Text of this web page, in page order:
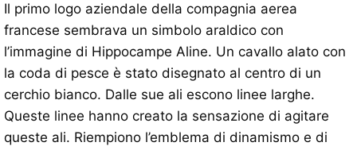
Il primo logo aziendale della compagnia aerea
francese sembrava un simbolo araldico con
l’immagine di Hippocampe Aline. Un cavallo alato con
la coda di pesce è stato disegnato al centro di un
cerchio bianco. Dalle sue ali escono linee larghe.
Queste linee hanno creato la sensazione di agitare
queste ali. Riempiono l’emblema di dinamismo e di